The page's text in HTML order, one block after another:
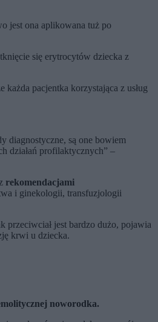
jest ona aplikowana tuż po
się erytrocytów dziecka z
każda pacjentka korzystająca z usług
diagnostyczne, są one bowiem
działań profilaktycznych” –
rekomendacjami
i ginekologii, transfuzjologii
przeciwciał jest bardzo dużo, pojawia
krwi u dziecka.
noworodka.